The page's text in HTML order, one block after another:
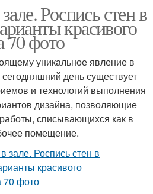
Роспись стен в
красивого
70 фото
уникальное явление в
день существует
и технологий выполнения
дизайна, позволяющие
списывающихся как в
помещение.